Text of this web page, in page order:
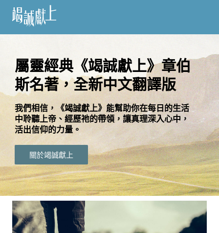
閱
語
言
關
於
竭
誠
獻
上
奉獻
屬靈經典《竭誠獻上》章伯
斯名著，全新中文翻譯版
我們相信，《竭誠獻上》能幫助你在每日的生活
中聆聽上帝、經歷祂的帶領，讓真理深入心中，
活出信仰的力量。
關於竭誠獻上